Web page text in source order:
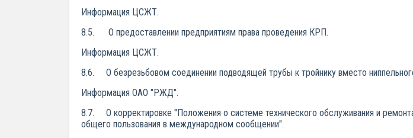
Информация ЦСЖТ.
8.5. О предоставлении предприятиям права проведения КРП.
Информация ЦСЖТ.
8.6. О безрезьбовом соединении подводящей трубы к тройнику вместо
Информация ОАО "РЖД".
8.7. О корректировке "Положения о системе технического обслуживания и
общего пользования в международном сообщении".